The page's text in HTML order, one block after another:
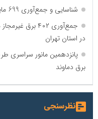
شناسایی و جمع‌آوری 699 ماینر غیرمجاز در استان تهران
جمع‌آوری ۴۰۲
در استان تهران
پانزدهمین مانور سراسری
برق دماوند
نظرسنجی